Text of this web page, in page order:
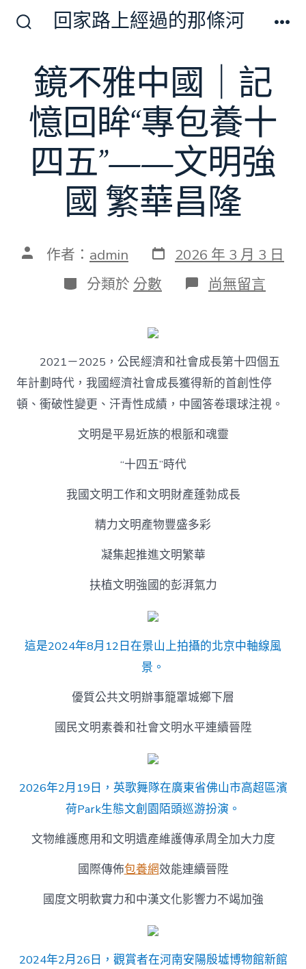
切
換
開
關
回家路上經過的那條河
鏡不雅中國｜記
憶回眸“專包養十
四五”——文明強
國 繁華昌隆
文 作者： admin 發
表
日
期
2026 年 3 月 3 日
分
類
分類於 分數 在
〈鏡
國
｜
記
憶
回
“專
四
五”
——
文
繁
中
尚無留言
2021－2025，公民經濟和社會成長第十四個五
年計劃時代，我國經濟社會成長獲得新的首創性停
頓、衝破性變更、汗青性成績，中國答卷環球注視。
文明是平易近族的根脈和魂靈
“十四五”時代
我國文明工作和文明財產蓬勃成長
精力文明產物豐盛多彩
凝集起推進文明繁華
扶植文明強國的彭湃氣力
這是2024年8月12日在景山上拍攝的北京中軸線風
景。
優質公共文明辦事籠罩城鄉下層
國民文明素養和社會文明水平連續晉陞
2026年2月19日，英歌舞隊在廣東省佛山市高超區濱
荷Park生態文創園陌頭巡游扮演。
文物維護應用和文明遺產維護傳承周全加大力度
國際傳佈包養網效能連續晉陞
國度文明軟實力和中漢文化影響力不竭加強
2024年2月26日，觀賞者在河南安陽殷墟博物館新館